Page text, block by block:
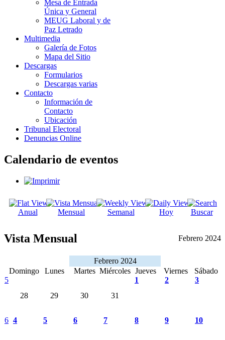
Mesa de Entrada
Única y General
MEUG Laboral y de
Paz Letrado
Multimedia
Galería de Fotos
Mapa del Sitio
Descargas
Formularios
Descargas varias
Contacto
Información de
Contacto
Ubicación
Tribunal Electoral
Denuncias Online
Calendario de eventos
Anual Mensual Semanal Hoy Buscar
Vista Mensual Febrero 2024
Febrero 2024
Domingo
Lunes Martes Miércoles Jueves Viernes
Sábado
5
28
29 30 31
1 2 3
6 4 5 6 7 8 9 10